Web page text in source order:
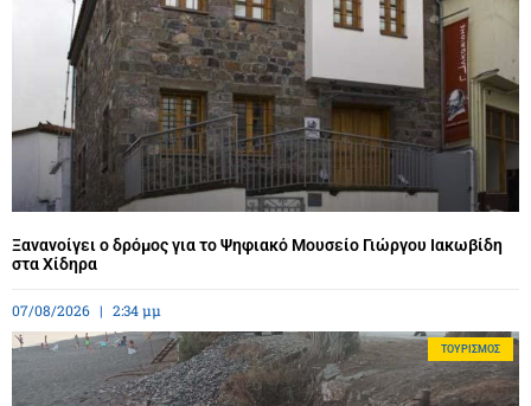
Ξανανοίγει ο δρόμος για το Ψηφιακό Μουσείο Γιώργου Ιακωβίδη
στα Χίδηρα
07/08/2026 2:34 μμ
ΤΟΥΡΙΣΜΌΣ